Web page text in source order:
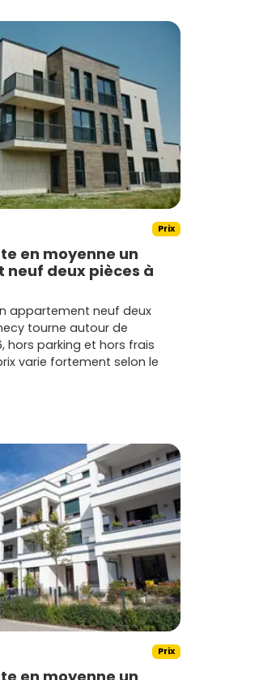
Prix
en moyenne un
deux pièces à
appartement neuf deux
tourne autour de
hors parking et hors frais
varie fortement selon le
Prix